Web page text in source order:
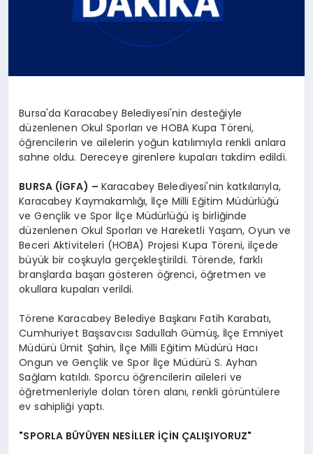
Bursa'da Karacabey Belediyesi'nin desteğiyle
düzenlenen Okul Sporları ve HOBA Kupa Töreni,
öğrencilerin ve ailelerin yoğun katılımıyla renkli anlara
sahne oldu. Dereceye girenlere kupaları takdim edildi.
BURSA (İGFA) – Karacabey Belediyesi'nin katkılarıyla,
Karacabey Kaymakamlığı, İlçe Milli Eğitim Müdürlüğü
ve Gençlik ve Spor İlçe Müdürlüğü iş birliğinde
düzenlenen Okul Sporları ve Hareketli Yaşam, Oyun ve
Beceri Aktiviteleri (HOBA) Projesi Kupa Töreni, ilçede
büyük bir coşkuyla gerçekleştirildi. Törende, farklı
branşlarda başarı gösteren öğrenci, öğretmen ve
okullara kupaları verildi.
Törene Karacabey Belediye Başkanı Fatih Karabatı,
Cumhuriyet Başsavcısı Sadullah Gümüş, İlçe Emniyet
Müdürü Ümit Şahin, İlçe Milli Eğitim Müdürü Hacı
Ongun ve Gençlik ve Spor İlçe Müdürü S. Ayhan
Sağlam katıldı. Sporcu öğrencilerin aileleri ve
öğretmenleriyle dolan tören alanı, renkli görüntülere
ev sahipliği yaptı.
"SPORLA BÜYÜYEN NESİLLER İÇİN ÇALIŞIYORUZ"